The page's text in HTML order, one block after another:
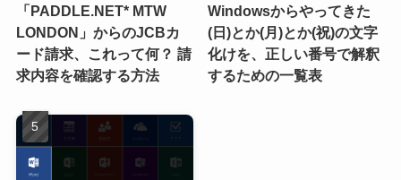
「PADDLE.NET* MTW
LONDON」からのJCBカ
ード請求、これって何？ 請
求内容を確認する方法
Windowsからやってきた
(日)とか(月)とか(祝)の文字
化けを、正しい番号で解釈
するための一覧表